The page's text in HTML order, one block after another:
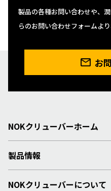
製品の各種お問い合わせや、
らのお問い合わせフォームよ
お
NOKクリューバーホーム
製品情報
NOKクリューバーについて